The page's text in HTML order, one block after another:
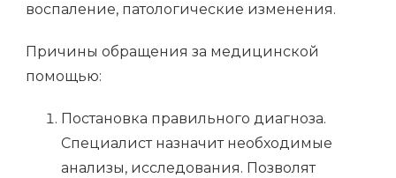
воспаление, патологические изменения.
Причины обращения за медицинской
помощью:
Постановка правильного диагноза.
Специалист назначит необходимые
анализы, исследования. Позволят